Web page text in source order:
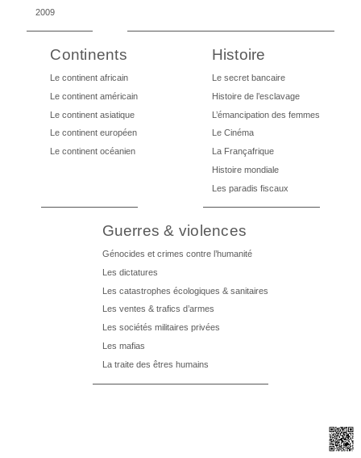
2009
Continents
Le continent africain
Le continent américain
Le continent asiatique
Le continent européen
Le continent océanien
Histoire
Le secret bancaire
Histoire de l’esclavage
L’émancipation des femmes
Le Cinéma
La Françafrique
Histoire mondiale
Les paradis fiscaux
Guerres & violences
Génocides et crimes contre l’humanité
Les dictatures
Les catastrophes écologiques & sanitaires
Les ventes & trafics d’armes
Les sociétés militaires privées
Les mafias
La traite des êtres humains